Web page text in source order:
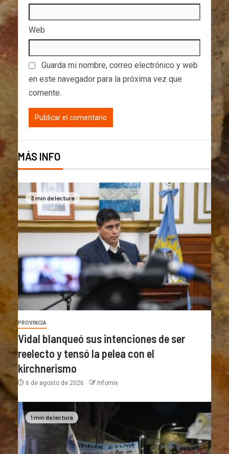
Web
Guarda mi nombre, correo electrónico y web
en este navegador para la próxima vez que
comente.
MÁS INFO
3 min de lectura
PROVINCIA
Vidal blanqueó sus intenciones de ser
reelecto y tensó la pelea con el
kirchnerismo
6 de agosto de 2026 Infomix
1 min de lectura